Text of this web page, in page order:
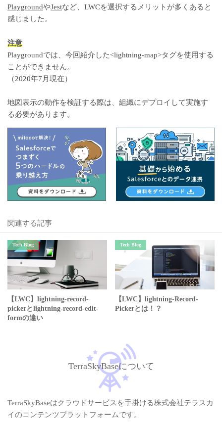
PlaygroundやJestなど、LWCを選択するメリットが多くあると
感じました。
注意
Playgroundでは、今回紹介した<lightning-map>タグを使用する
ことができません。
（2020年7月現在）
地図表示の動作を検証する際は、組織にデプロイして実施す
る必要があります。
関連する記事
Tech Blog
【LWC】lightning-record-
pickerとlightning-record-edit-
formの違い
Tech Blog
【LWC】lightning-Record-
Pickerとは！？
TerraSkyBaseについて
TerraSkyBaseはクラウドサービスを手掛ける株式会社テラスカ
イのコンテンツプラットフォームです。